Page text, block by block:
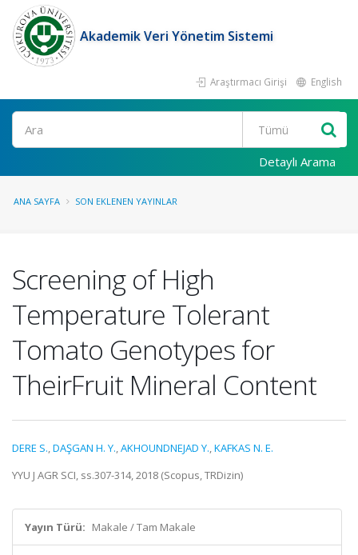
Akademik Veri Yönetim Sistemi
Araştırmacı Girişi English
Ara
Detaylı Arama
ANA SAYFA SON EKLENEN YAYINLAR
Screening of High
Temperature Tolerant
Tomato Genotypes for
TheirFruit Mineral Content
DERE S.,DAŞGAN H. Y.,AKHOUNDNEJAD Y.,KAFKAS N. E.
YYU J AGR SCI, ss.307-314, 2018 (Scopus, TRDizin)
Yayın Türü: Makale / Tam Makale